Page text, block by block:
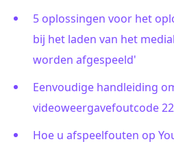
5 oplossingen voor het
bij het laden van het
worden afgespeeld'
Eenvoudige handleiding
videoweergavefoutcode
Hoe u afspeelfouten op